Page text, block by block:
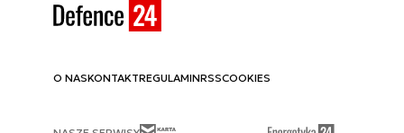
O NASKONTAKTREGULAMINRSSCOOKIES